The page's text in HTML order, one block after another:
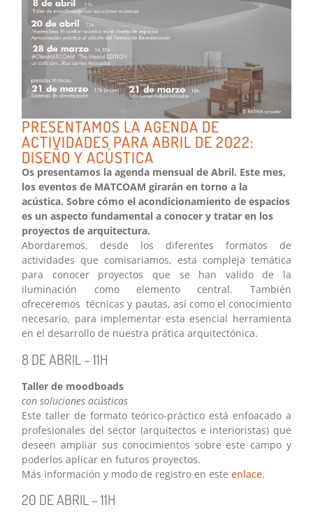
PRESENTAMOS LA AGENDA DE
ACTIVIDADES PARA ABRIL DE 2022:
DISEÑO Y ACÚSTICA
Os presentamos la agenda mensual de Abril. Este mes,
los eventos de MATCOAM girarán en torno a la
acústica. Sobre cómo el acondicionamiento de espacios
es un aspecto fundamental a conocer y tratar en los
proyectos de arquitectura.
Abordaremos, desde los diferentes formatos de
actividades que comisariamos, esta compleja temática
para conocer proyectos que se han valido de la
iluminación como elemento central. También
ofreceremos técnicas y pautas, así como el conocimiento
necesario, para implementar esta esencial herramienta
en el desarrollo de nuestra prática arquitectónica.
8 DE ABRIL – 11H
Taller de moodboads
con soluciones acústicas
Este taller de formato teórico-práctico está enfoacado a
profesionales del sector (arquitectos e interioristas) que
deseen ampliar sus conocimientos sobre este campo y
poderlos aplicar en futuros proyectos.
Más información y modo de registro en esteenlace.
20 DE ABRIL – 11H